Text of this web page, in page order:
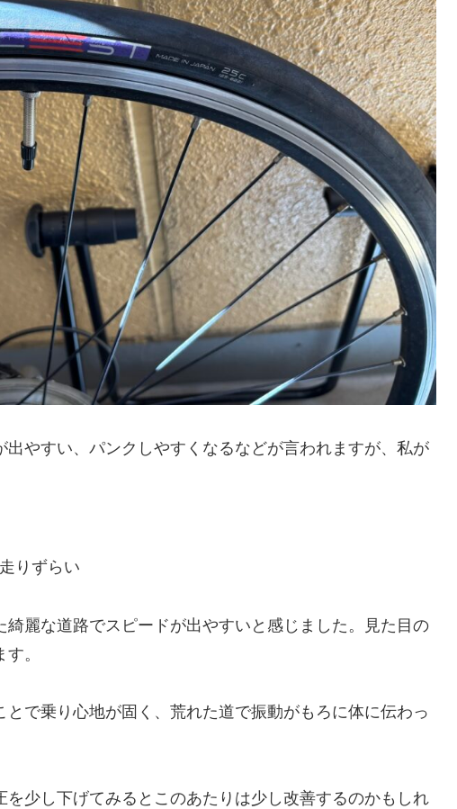
やすい、パンクしやすくなるなどが言われますが、私が
りずらい
麗な道路でスピードが出やすいと感じました。見た目の
。
で乗り心地が固く、荒れた道で振動がもろに体に伝わっ
少し下げてみるとこのあたりは少し改善するのかもしれ